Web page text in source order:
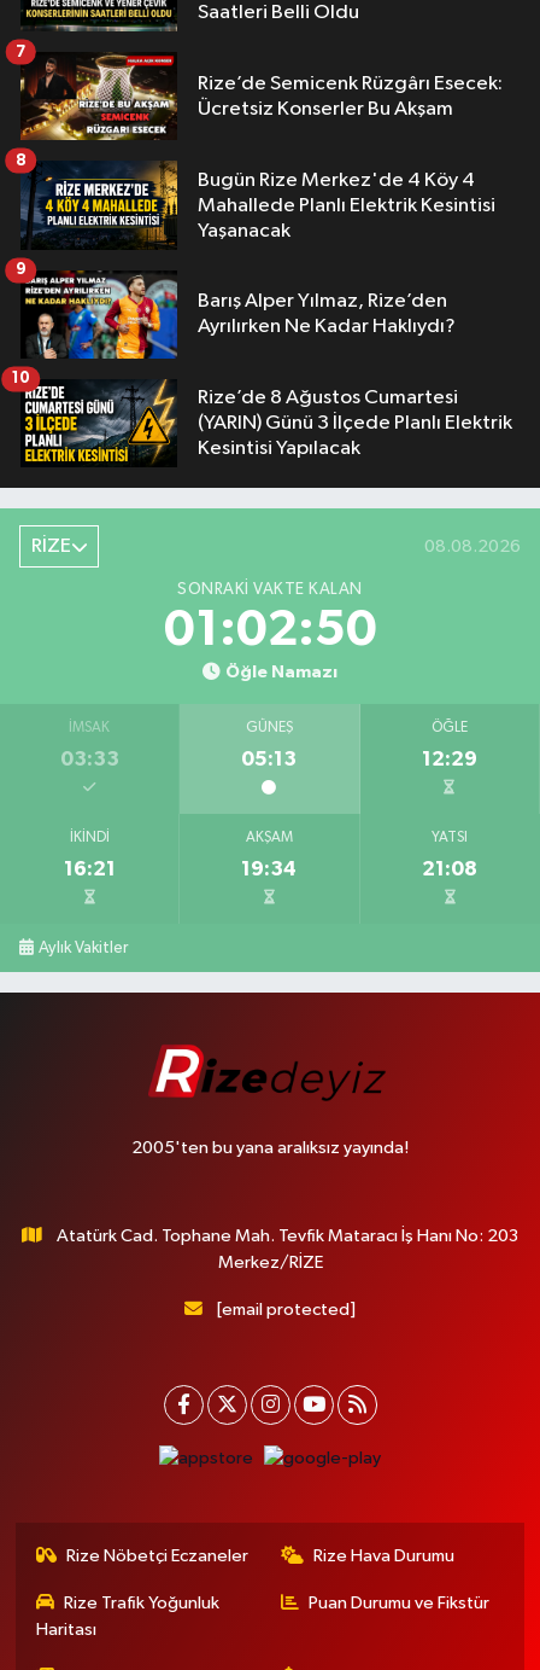
Saatleri Belli Oldu
Rize’de Semicenk Rüzgârı Esecek:
Ücretsiz Konserler Bu Akşam
7
Bugün Rize Merkez'de 4 Köy 4
Mahallede Planlı Elektrik Kesintisi
Yaşanacak
8
Barış Alper Yılmaz, Rize’den
Ayrılırken Ne Kadar Haklıydı?
9
Rize’de 8 Ağustos Cumartesi
(YARIN) Günü 3 İlçede Planlı Elektrik
Kesintisi Yapılacak
10
RİZE 08.08.2026
SONRAKI VAKTE KALAN
01:02:50
Öğle Namazı
İMSAK
03:33
GÜNEŞ
05:13
ÖĞLE
12:29
İKINDI
16:21
AKŞAM
19:34
YATSI
21:08
Aylık Vakitler
2005'ten bu yana aralıksız yayında!
Atatürk Cad. Tophane Mah. Tevfik Mataracı İş Hanı No: 203
Merkez/RİZE
[email protected]
Rize Nöbetçi Eczaneler Rize Hava Durumu
Rize Trafik Yoğunluk
Haritası
Puan Durumu ve Fikstür